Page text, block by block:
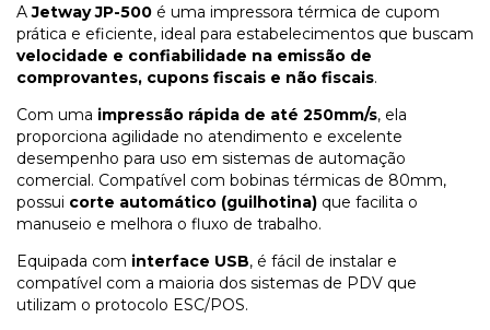
AJetway JP-500 é uma impressora térmica de cupom
prática e eficiente, ideal para estabelecimentos que buscam
velocidade e confiabilidade na emissão de
comprovantes, cupons fiscais e não fiscais.
Com uma impressão rápida de até 250mm/s, ela
proporciona agilidade no atendimento e excelente
desempenho para uso em sistemas de automação
comercial. Compatível com bobinas térmicas de 80mm,
possui corte automático (guilhotina) que facilita o
manuseio e melhora o fluxo de trabalho.
Equipada com interface USB, é fácil de instalar e
compatível com a maioria dos sistemas de PDV que
utilizam o protocolo ESC/POS.